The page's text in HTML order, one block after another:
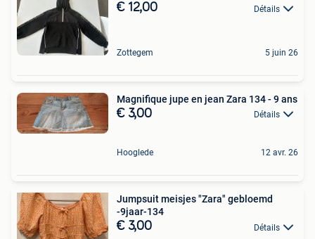
€ 12,00 Détails
Zottegem 5 juin 26
Magnifique jupe en jean Zara 134 - 9 ans
€ 3,00 Détails
Hooglede 12 avr. 26
Jumpsuit meisjes "Zara" gebloemd
-9jaar-134
€ 3,00 Détails